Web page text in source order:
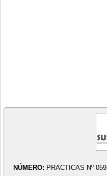
NÚMERO: PRACTICAS Nº 059